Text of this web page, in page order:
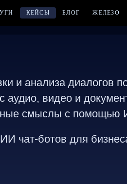
КЕЙСЫ БЛОГ ЖЕЛЕЗО
и анализа диалогов
аудио, видео и
смыслы с помощью
чат-ботов для